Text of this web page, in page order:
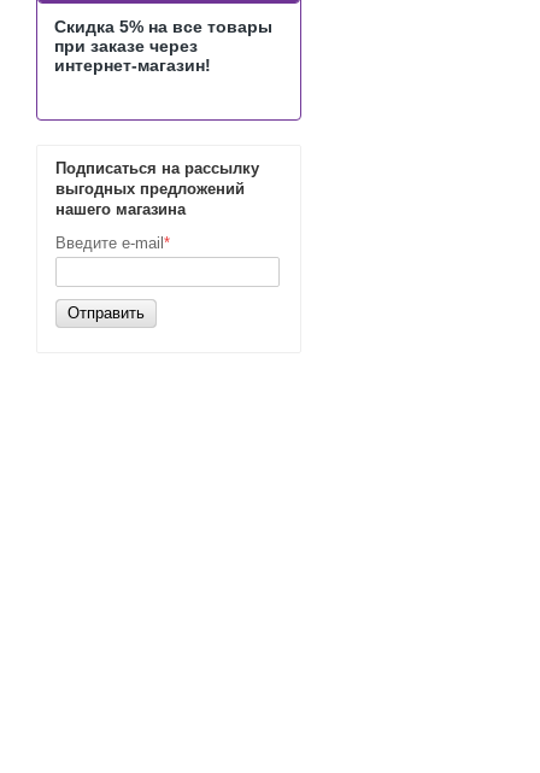
Скидка 5% на все товары
при заказе через
интернет-магазин!
Подписаться на рассылку
выгодных предложений
нашего магазина
Введите e-mail *
Отправить